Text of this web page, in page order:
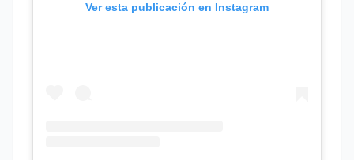
Ver esta publicación en Instagram